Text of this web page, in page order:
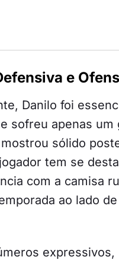
e
Danilo foi
sofreu apenas
sólido
tem se
com a camisa
ao lado